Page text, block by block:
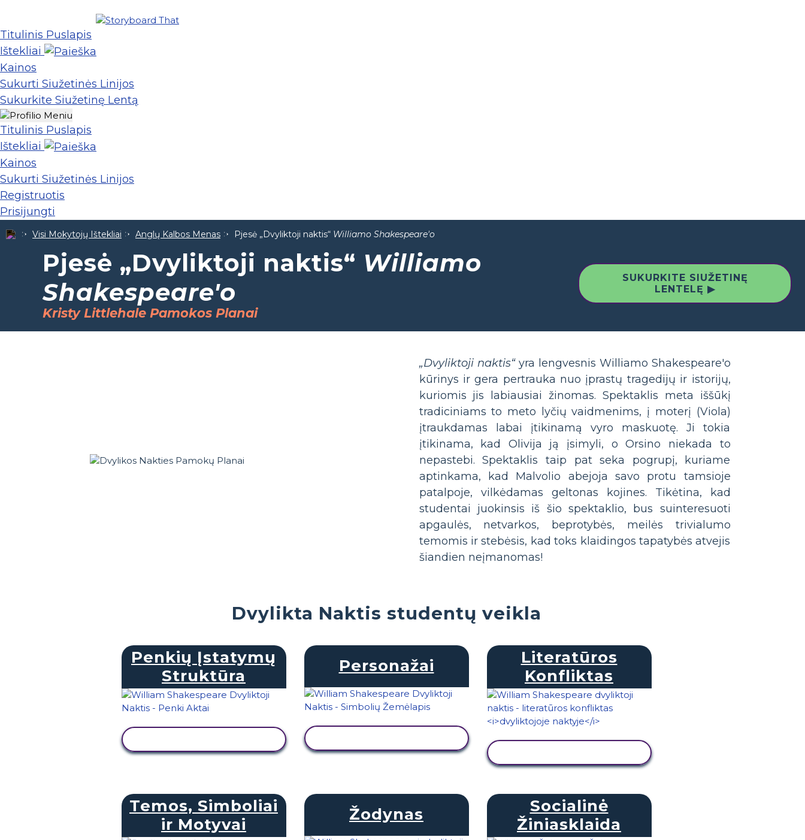
Titulinis Puslapis
Ištekliai
Kainos
Sukurti Siužetinės Linijos
Sukurkite Siužetinę Lentą
Titulinis Puslapis
Ištekliai
Kainos
Sukurti Siužetinės Linijos
Registruotis
Prisijungti
Visi Mokytojų Ištekliai Anglų Kalbos Menas Pjesė „Dvyliktoji naktis“ Williamo Shakespeare'o
Pjesė „Dvyliktoji naktis“ Williamo
Shakespeare'o
Kristy Littlehale Pamokos Planai
SUKURKITE SIUŽETINĘ
LENTELĘ ▶
„Dvyliktoji naktis“yra lengvesnis Williamo Shakespeare'o
kūrinys ir gera pertrauka nuo įprastų tragedijų ir istorijų,
kuriomis jis labiausiai žinomas. Spektaklis meta iššūkį
tradiciniams to meto lyčių vaidmenims, į moterį (Viola)
įtraukdamas labai įtikinamą vyro maskuotę. Ji tokia
įtikinama, kad Olivija ją įsimyli, o Orsino niekada to
nepastebi. Spektaklis taip pat seka pogrupį, kuriame
aptinkama, kad Malvolio abejoja savo protu tamsioje
patalpoje, vilkėdamas geltonas kojines. Tikėtina, kad
studentai juokinsis iš šio spektaklio, bus suinteresuoti
apgaulės, netvarkos, beprotybės, meilės trivialumo
temomis ir stebėsis, kad toks klaidingos tapatybės atvejis
šiandien neįmanomas!
Dvylikta Naktis studentų veikla
Penkių Įstatymų
Struktūra
Personažai
Literatūros
Konfliktas
Temos, Simboliai
ir Motyvai
Žodynas
Socialinė
Žiniasklaida